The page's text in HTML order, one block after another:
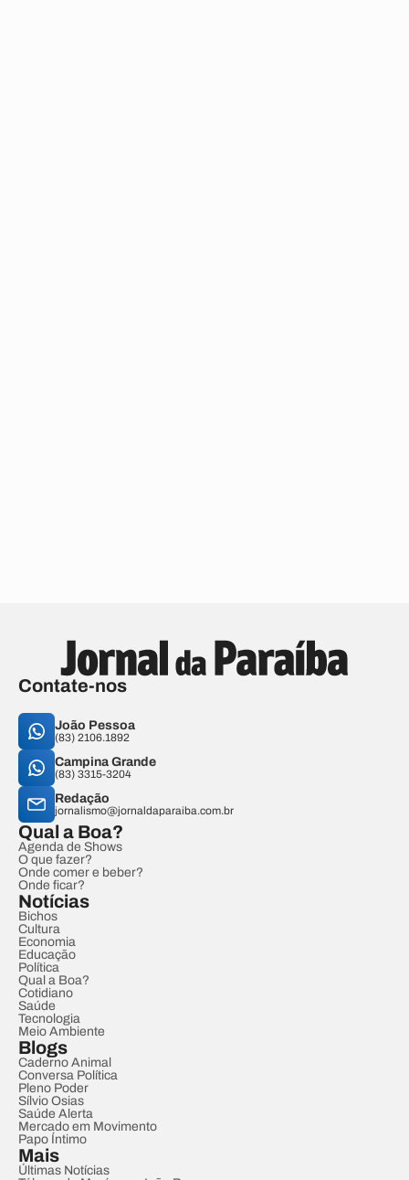
Contate-nos
João Pessoa
(83) 2106.1892
Campina Grande
(83) 3315-3204
Redação
jornalismo@jornaldaparaiba.com.br
Qual a Boa?
Agenda de Shows
O que fazer?
Onde comer e beber?
Onde ficar?
Notícias
Bichos
Cultura
Economia
Educação
Política
Qual a Boa?
Cotidiano
Saúde
Tecnologia
Meio Ambiente
Blogs
Caderno Animal
Conversa Política
Pleno Poder
Sílvio Osias
Saúde Alerta
Mercado em Movimento
Papo Íntimo
Mais
Últimas Notícias